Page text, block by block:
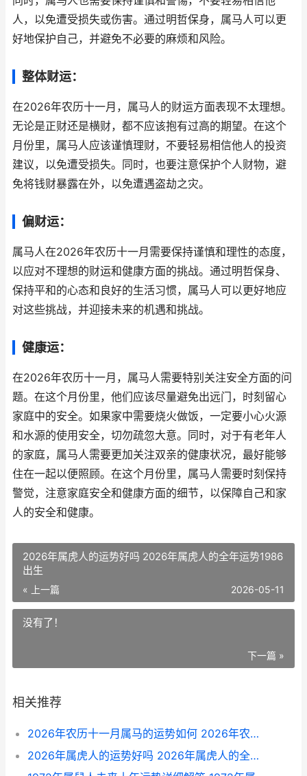
人，以免遭受损失或伤害。通过明哲保身，属马人可以更
好地保护自己，并避免不必要的麻烦和风险。
整体财运：
在2026年农历十一月，属马人的财运方面表现不太理想。
无论是正财还是横财，都不应该抱有过高的期望。在这个
月份里，属马人应该谨慎理财，不要轻易相信他人的投资
建议，以免遭受损失。同时，也要注意保护个人财物，避
免将钱财暴露在外，以免遭遇盗劫之灾。
偏财运：
属马人在2026年农历十一月需要保持谨慎和理性的态度，
以应对不理想的财运和健康方面的挑战。通过明哲保身、
保持平和的心态和良好的生活习惯，属马人可以更好地应
对这些挑战，并迎接未来的机遇和挑战。
健康运：
在2026年农历十一月，属马人需要特别关注安全方面的问
题。在这个月份里，他们应该尽量避免出远门，时刻留心
家庭中的安全。如果家中需要烧火做饭，一定要小心火源
和水源的使用安全，切勿疏忽大意。同时，对于有老年人
的家庭，属马人需要更加关注双亲的健康状况，最好能够
住在一起以便照顾。在这个月份里，属马人需要时刻保持
警觉，注意家庭安全和健康方面的细节，以保障自己和家
人的安全和健康。
2026年属虎人的运势好吗 2026年属虎人的全年运势1986
出生
« 上一篇 2026-05-11
没有了！
下一篇 »
相关推荐
2026年农历十一月属马的运势如何 2026年农历十一月初二
2026年属虎人的运势好吗 2026年属虎人的全年运势1986出生